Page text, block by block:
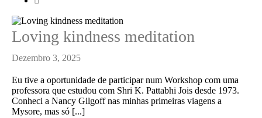
Loving kindness meditation
Dezembro 3, 2025
Eu tive a oportunidade de participar num Workshop com uma
professora que estudou com Shri K. Pattabhi Jois desde 1973.
Conheci a Nancy Gilgoff nas minhas primeiras viagens a
Mysore, mas só [...]